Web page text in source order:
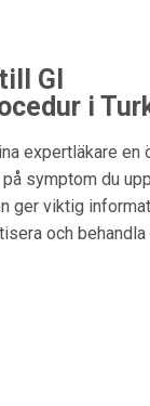
GI
i
expertläkare en
symptom du
ger viktig
och